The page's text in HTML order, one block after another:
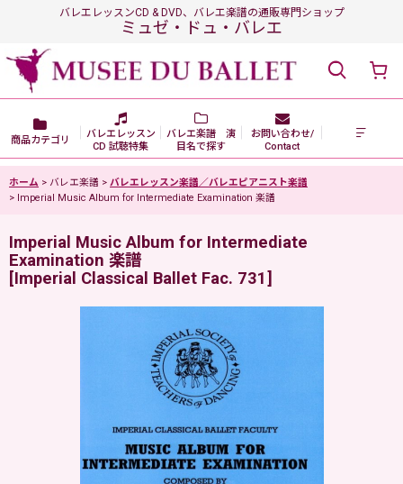
バレエレッスンCD & DVD、バレエ楽譜の通販専門ショップ
ミュゼ・ドュ・バレエ
商品カテゴリ
バレエレッスン
CD 試聴特集
バレエ楽譜 演
目名で探す
お問い合わせ/
Contact
ホーム > バレエ楽譜 > バレエレッスン楽譜／バレエピアニスト楽譜
> Imperial Music Album for Intermediate Examination 楽譜
Imperial Music Album for Intermediate
Examination 楽譜
[Imperial Classical Ballet Fac. 731]